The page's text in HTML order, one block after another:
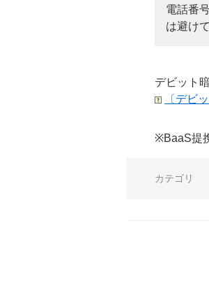
電話番
は避け
デビット
〔デビ
※BaaS提
カテゴリ